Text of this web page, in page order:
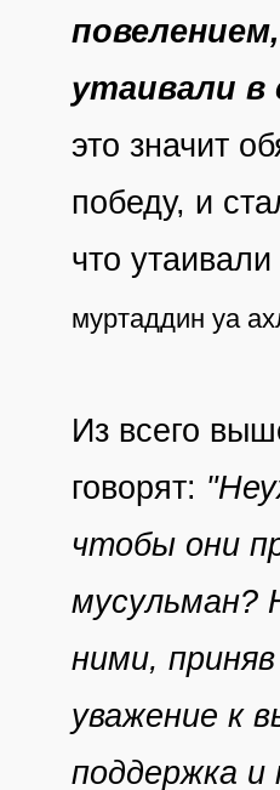
утаивали в
это значит
победу, и
что
муртаддин уа
Из всего
говорят:
чтобы они
мусульман?
ними,
уважение к
поддержка и